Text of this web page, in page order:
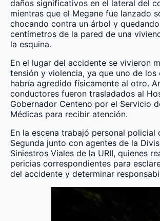
daños significativos en el lateral del
mientras que el Megane fue lanzado
chocando contra un árbol y
centímetros de la pared de una
la esquina.
En el lugar del accidente se vivieron
tensión y violencia, ya que uno de los
habría agredido físicamente al otro.
conductores fueron trasladados al
Gobernador Centeno por el Servicio
Médicas para recibir atención.
En la escena trabajó personal policial
Segunda junto con agentes de la
Siniestros Viales de la URII, quienes
pericias correspondientes para
del accidente y determinar